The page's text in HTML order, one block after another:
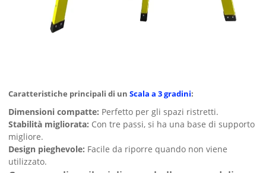
Caratteristiche principali di unScala a 3 gradini:
Dimensioni compatte: Perfetto per gli spazi ristretti.
Stabilità migliorata: Con tre passi, si ha una base di supporto
migliore.
Design pieghevole: Facile da riporre quando non viene
utilizzato.